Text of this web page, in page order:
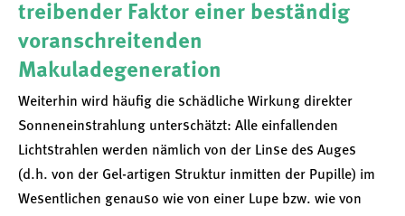
treibender Faktor einer beständig
voranschreitenden
Makuladegeneration
Weiterhin wird häufig die schädliche Wirkung direkter
Sonneneinstrahlung unterschätzt: Alle einfallenden
Lichtstrahlen werden nämlich von der Linse des Auges
(d.h. von der Gel-artigen Struktur inmitten der Pupille) im
Wesentlichen genauso wie von einer Lupe bzw. wie von